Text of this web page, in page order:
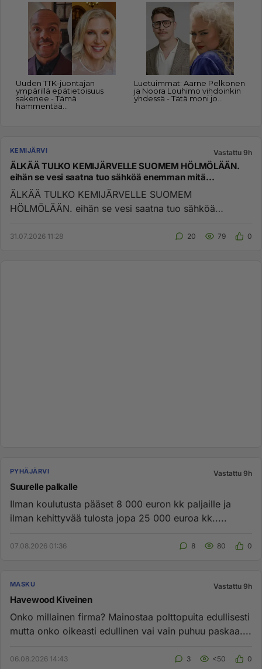
KEMIJÄRVI Vastattu 9h
ÄLKÄÄ TULKO KEMIJÄRVELLE SUOMEM HÖLMÖLÄÄN.
eihän se vesi saatna tuo sähköä enemman mitä
ylöspumpp
ÄLKÄÄ TULKO KEMIJÄRVELLE SUOMEM
HÖLMÖLÄÄN. eihän se vesi saatna tuo sähköä
31.07.2026 11:28 20 79 0
PYHÄJÄRVI Vastattu 9h
Suurelle palkalle
Ilman koulutusta pääset 8 000 euron kk paljaille ja
ilman kehittyvää tulosta jopa 25 000 euroa kk.....
07.08.2026 01:36 8 80 0
MASKU Vastattu 9h
Havewood Kiveinen
Onko millainen firma? Mainostaa polttopuita edullisesti
mutta onko oikeasti edullinen vai vain puhuu paskaa....
06.08.2026 14:43 3 <50 0